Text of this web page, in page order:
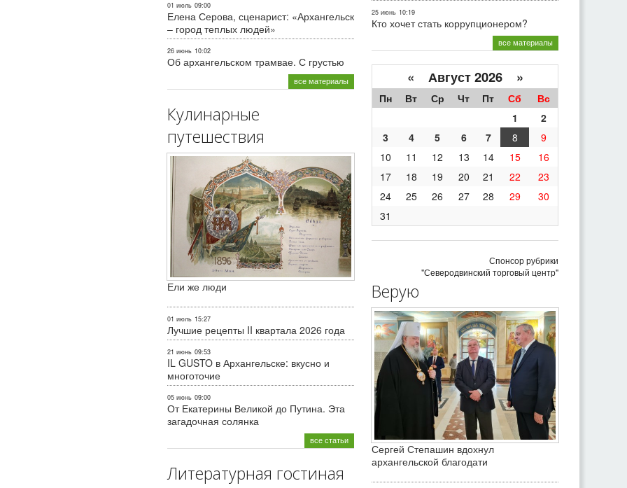
01 июль 09:00
Елена Серова, сценарист: «Архангельск
– город теплых людей»
26 июнь 10:02
Об архангельском трамвае. С грустью
все материалы
Кулинарные
путешествия
Ели же люди
01 июль 15:27
Лучшие рецепты II квартала 2026 года
21 июнь 09:53
IL GUSTO в Архангельске: вкусно и
многоточие
05 июнь 09:00
От Екатерины Великой до Путина. Эта
загадочная солянка
все статьи
Литературная гостиная
25 июнь 10:19
Кто хочет стать коррупционером?
все материалы
« Август 2026 »
Пн Вт Ср Чт Пт Сб
Вс
1
2
3
4 5 6 7 8
9
10
11 12 13 14 15
16
17
18 19 20 21 22
23
24
25 26 27 28 29
30
31
Спонсор рубрики
"Северодвинский торговый центр"
Верую
Сергей Степашин вдохнул
архангельской благодати